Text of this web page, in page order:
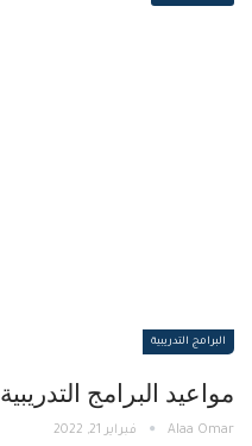
البرامج التدريبية
مواعيد البرامج التدريبية
فبراير 21, 2022